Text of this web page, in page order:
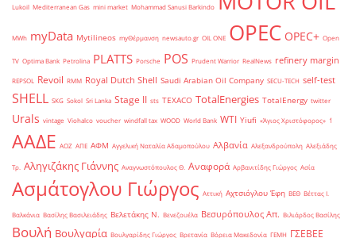
Lukoil Mediterranean Gas mini market Mohammad Sanusi Barkindo
MWh myData Mytilineos myΘέρμανση newsauto.gr OIL ONE OPEC OPEC+ Open
TV Optima Bank Petrolina PLATTS Porsche POS Prudent Warrior RealNews refinery margin
REPSOL Revoil RMM Royal Dutch Shell Saudi Arabian Oil Company SECU-TECH self-test
SHELL SKG Sokol Sri Lanka Stage II sts TEXACO TotalEnergies TotalEnergy twitter
Urals vintage Viohalco voucher windfall tax WOOD World Bank WTI Yiufi «Άγιος Χριστόφορος» ΄1
ΑΑΔΕ ΑΟΖ ΑΠΕ ΑΦΜ Αγγελική Ναταλία Αδαμοπούλου Αλβανία Αλεξανδρούπολη Αλεξιάδης
Τρ. Αληγιζάκης Γιάννης Αναγνωστόπουλος Θ. Αναφορά Αρβανιτίδης Γιώργος Ασία
Ασμάτογλου Γιώργος Αττική Αχτσιόγλου Έφη ΒΕΘ Βέττας Ι.
Βαλκάνια Βασίλης Βασιλειάδης Βελετάκης Ν. Βενεζουέλα Βεσυρόπουλος Απ. Βιλιάρδος Βασίλης
Βουλή Βουλγαρία Βουλγαρίδης Γιώργος Βρετανία Βόρεια Μακεδονία ΓΕΜΗ ΓΣΕΒΕΕ